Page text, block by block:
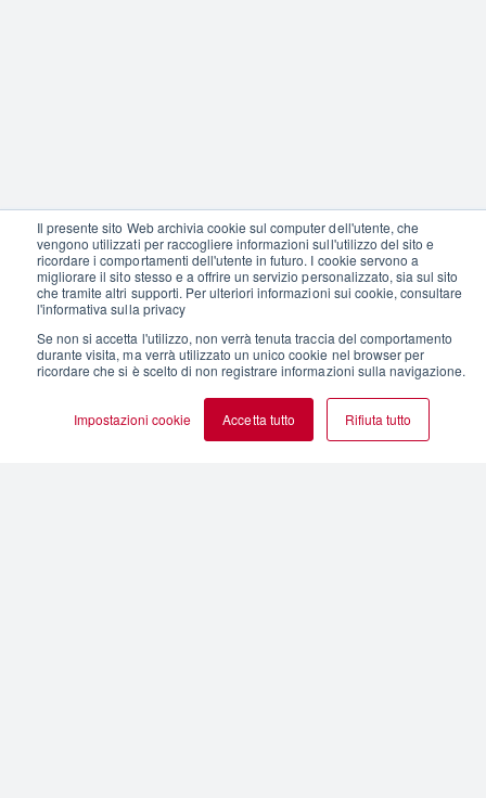
Il presente sito Web archivia cookie sul computer dell'utente, che
vengono utilizzati per raccogliere informazioni sull'utilizzo del sito e
ricordare i comportamenti dell'utente in futuro. I cookie servono a
migliorare il sito stesso e a offrire un servizio personalizzato, sia sul sito
che tramite altri supporti. Per ulteriori informazioni sui cookie, consultare
l'informativa sulla privacy
Se non si accetta l'utilizzo, non verrà tenuta traccia del comportamento
durante visita, ma verrà utilizzato un unico cookie nel browser per
ricordare che si è scelto di non registrare informazioni sulla navigazione.
Impostazioni cookie Accetta tutto Rifiuta tutto